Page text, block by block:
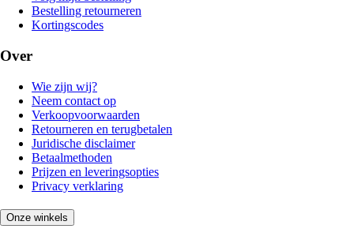
Bestelling retourneren
Kortingscodes
Over
Wie zijn wij?
Neem contact op
Verkoopvoorwaarden
Retourneren en terugbetalen
Juridische disclaimer
Betaalmethoden
Prijzen en leveringsopties
Privacy verklaring
Onze winkels